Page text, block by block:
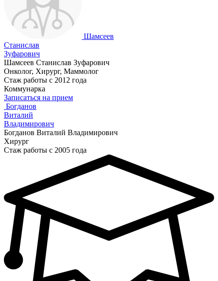
Шамсеев
Станислав
Зуфарович
Шамсеев Станислав Зуфарович
Онколог, Хирург, Маммолог
Стаж работы с 2012 года
Коммунарка
Записаться на прием
Богданов
Виталий
Владимирович
Богданов Виталий Владимирович
Хирург
Стаж работы с 2005 года